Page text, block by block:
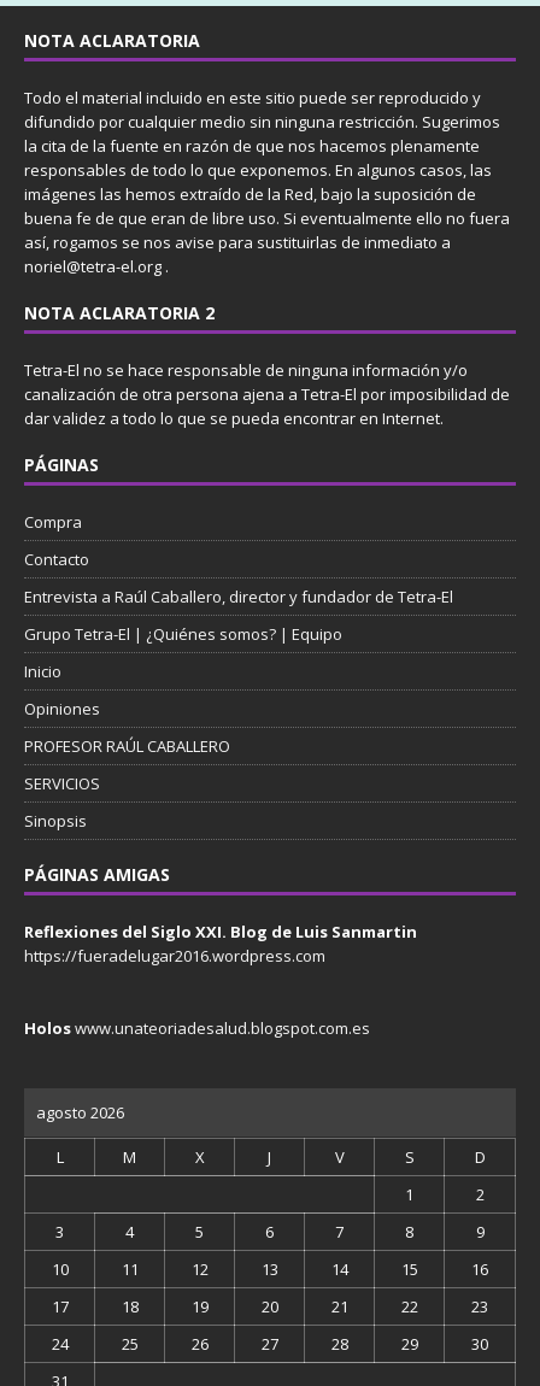
NOTA ACLARATORIA
Todo el material incluido en este sitio puede ser reproducido y
difundido por cualquier medio sin ninguna restricción. Sugerimos
la cita de la fuente en razón de que nos hacemos plenamente
responsables de todo lo que exponemos. En algunos casos, las
imágenes las hemos extraído de la Red, bajo la suposición de
buena fe de que eran de libre uso. Si eventualmente ello no fuera
así, rogamos se nos avise para sustituirlas de inmediato a
noriel@tetra-el.org .
NOTA ACLARATORIA 2
Tetra-El no se hace responsable de ninguna información y/o
canalización de otra persona ajena a Tetra-El por imposibilidad de
dar validez a todo lo que se pueda encontrar en Internet.
PÁGINAS
Compra
Contacto
Entrevista a Raúl Caballero, director y fundador de Tetra-El
Grupo Tetra-El | ¿Quiénes somos? | Equipo
Inicio
Opiniones
PROFESOR RAÚL CABALLERO
SERVICIOS
Sinopsis
PÁGINAS AMIGAS
Reflexiones del Siglo XXI. Blog de Luis Sanmartin
https://fueradelugar2016.wordpress.com
Holoswww.unateoriadesalud.blogspot.com.es
agosto 2026
L M X J V S
D
1
2
3
4 5 6 7 8
9
10
11 12 13 14 15
16
17
18 19 20 21 22
23
24
25 26 27 28 29
30
31